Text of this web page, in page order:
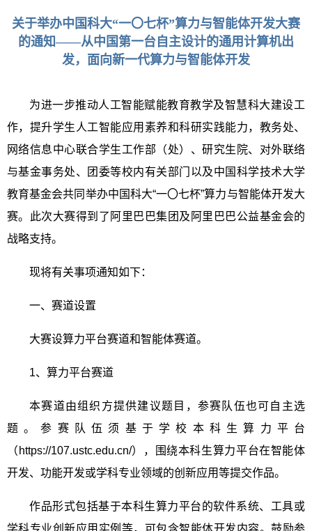
关于举办中国科大“一〇七杯”算力与智能体开发大赛
的通知——从中国第一台自主设计的通用计算机出
发，面向新一代算力与智能体开发
为进一步推动人工智能赋能教育教学及智慧科大建设工
作，提升学生人工智能应用素养和科研实践能力，教务处、
网络信息中心联合学生工作部（处）、研究生院、对外联络
与基金事务处、团委等校内有关部门以及中国科学技术大学
教育基金会共同举办中国科大“一〇七杯”算力与智能体开发大
赛。
此次大赛得到了阿里巴巴集团及阿里巴巴公益基金会的
战略支持。
现将有关事项通知如下：
一、赛道设置
大赛设算力平台赛道和智能体赛道。
1、算力平台赛道
本赛道由组织方提供建议题目，参赛队伍也可自主选
题。参赛队伍须基于学校本科生算力平台
（ https://107.ustc.edu.cn/），围绕本科生算力平台在智能体
开发、功能开发或学科专业领域的创新应用等提交作品。
作品形式包括基于本科生算力平台的软件系统、工具或
学科专业创新应用实例等，可包含智能体开发内容。鼓励参